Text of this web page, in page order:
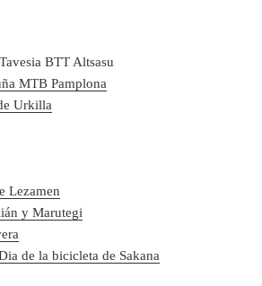
BTT Altsasu
MTB Pamplona
Urkilla
Lezamen
y Marutegi
de la bicicleta de Sakana